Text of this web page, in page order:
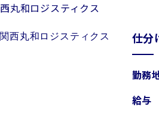
丸和ロジスティクス
仕分
勤務
給与